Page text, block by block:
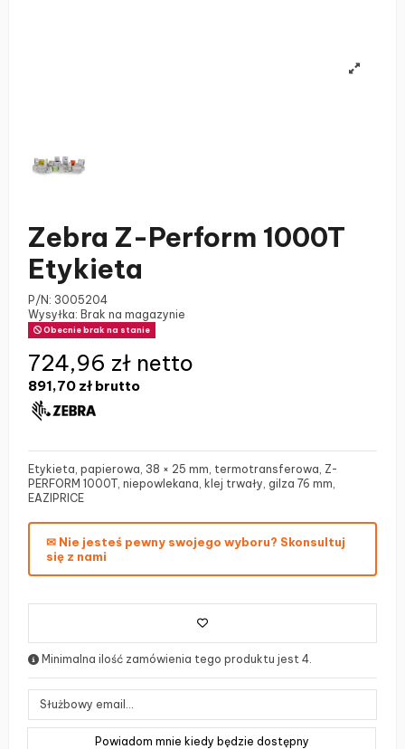
Zebra Z-Perform 1000T
Etykieta
P/N: 3005204
Wysyłka: Brak na magazynie
Obecnie brak na stanie
891,70 zł brutto
724,96 zł netto
Etykieta, papierowa, 38 × 25 mm, termotransferowa, Z-
PERFORM 1000T, niepowlekana, klej trwały, gilza 76 mm,
EAZIPRICE
✉ Nie jesteś pewny swojego wyboru? Skonsultuj
się z nami
Minimalna ilość zamówienia tego produktu jest 4.